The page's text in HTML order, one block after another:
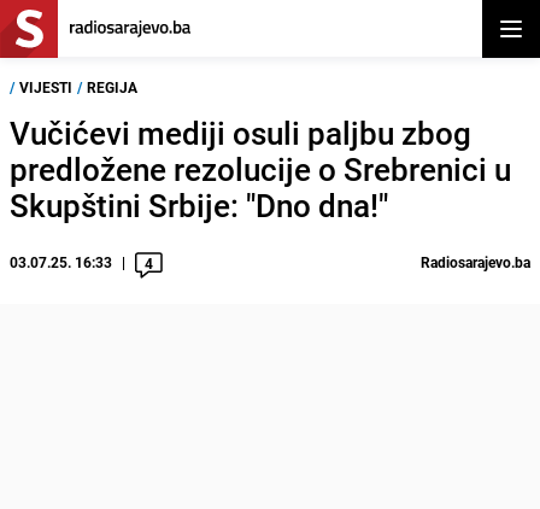
/ VIJESTI / REGIJA
Vučićevi mediji osuli paljbu zbog
predložene rezolucije o Srebrenici u
Skupštini Srbije: "Dno dna!"
03.07.25. 16:33 4 Radiosarajevo.ba